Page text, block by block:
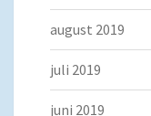
august 2019
juli 2019
juni 2019